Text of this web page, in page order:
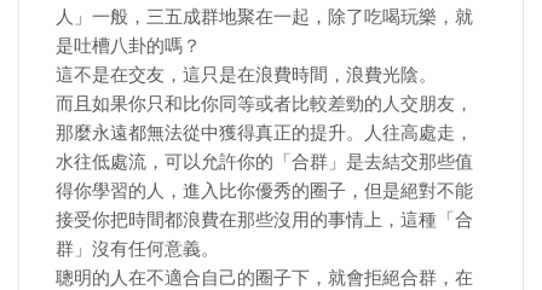
人」一般，三五成群地聚在一起，除了吃喝玩樂，就
是吐槽八卦的嗎？
這不是在交友，這只是在浪費時間，浪費光陰。
而且如果你只和比你同等或者比較差勁的人交朋友，
那麼永遠都無法從中獲得真正的提升。人往高處走，
水往低處流，可以允許你的「合群」是去結交那些值
得你學習的人，進入比你優秀的圈子，但是絕對不能
接受你把時間都浪費在那些沒用的事情上，這種「合
群」沒有任何意義。
聰明的人在不適合自己的圈子下，就會拒絕合群，在